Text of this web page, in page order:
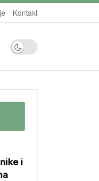
Kontakt
i